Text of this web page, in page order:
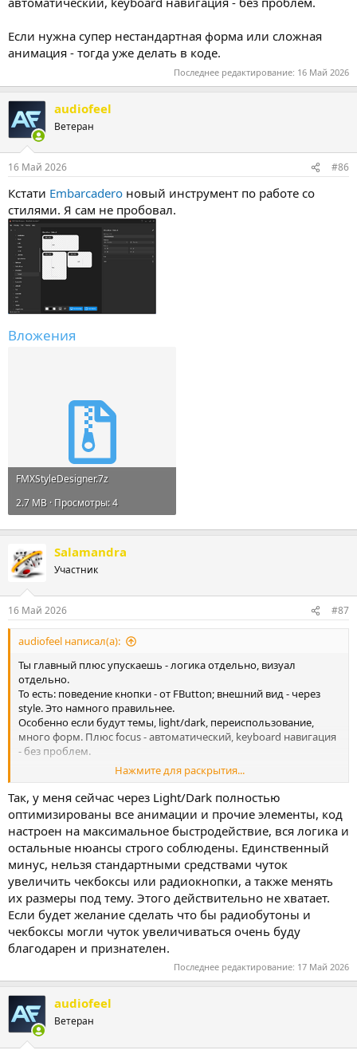
Если нужна супер нестандартная форма или сложная
анимация - тогда уже делать в коде.
Последнее редактирование: 16 Май 2026
audiofeel
Ветеран
16 Май 2026 #86
Кстати Embarcadero новый инструмент по работе со
стилями. Я сам не пробовал.
Вложения
FMXStyleDesigner.7z
2.7 MB · Просмотры: 4
Salamandra
Участник
16 Май 2026 #87
audiofeel написал(а):
Ты главный плюс упускаешь - логика отдельно, визуал
отдельно.
То есть: поведение кнопки - от FButton; внешний вид - через
style. Это намного правильнее.
Особенно если будут темы, light/dark, переиспользование,
много форм. Плюс focus - автоматический, keyboard навигация
- без проблем.
Если нужна супер нестандартная форма или сложная анимация
- тогда уже делать в коде.
Нажмите для раскрытия...
Так, у меня сейчас через Light/Dark полностью
оптимизированы все анимации и прочие элементы, код
настроен на максимальное быстродействие, вся логика и
остальные нюансы строго соблюдены. Единственный
минус, нельзя стандартными средствами чуток
увеличить чекбоксы или радиокнопки, а также менять
их размеры под тему. Этого действительно не хватает.
Если будет желание сделать что бы радиобутоны и
чекбоксы могли чуток увеличиваться очень буду
благодарен и признателен.
Последнее редактирование: 17 Май 2026
audiofeel
Ветеран